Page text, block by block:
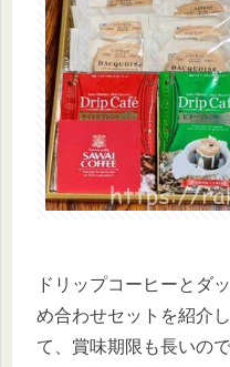
ドリップコーヒーとダ
め合わせセットを紹介
て、賞味期限も長いの